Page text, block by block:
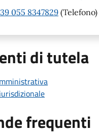
055 8347829 (Telefono)
di tutela
frequenti